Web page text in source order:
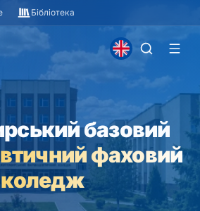
Бібліотека
базовий
фаховий
коледж